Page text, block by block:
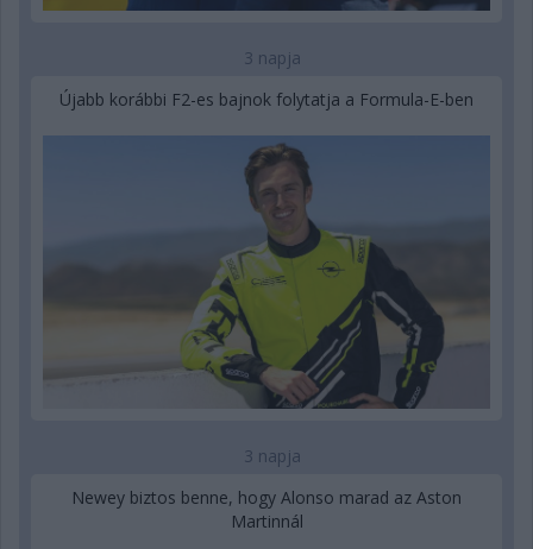
3 napja
Újabb korábbi F2-es bajnok folytatja a Formula-E-ben
3 napja
Newey biztos benne, hogy Alonso marad az Aston
Martinnál